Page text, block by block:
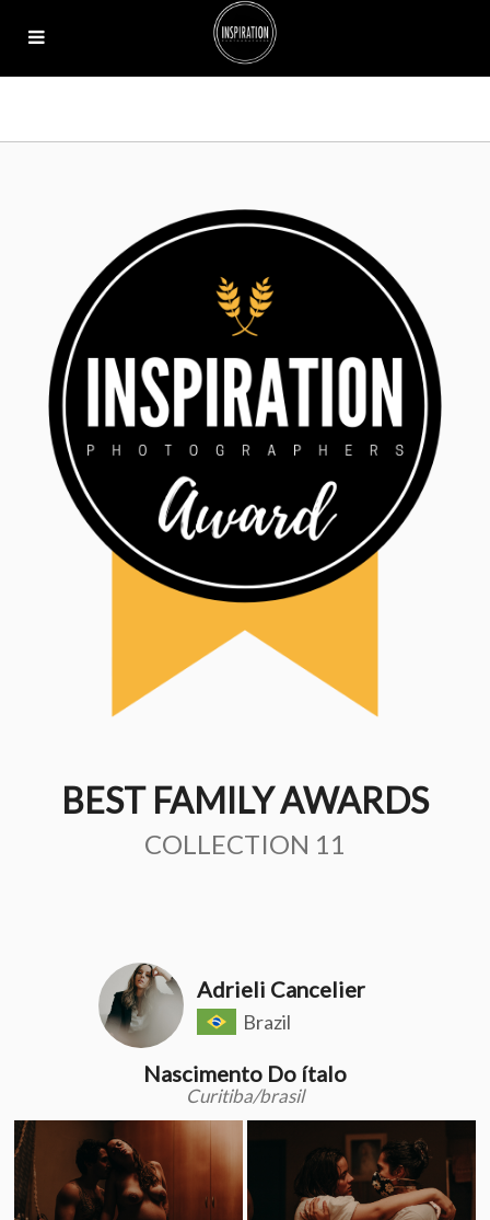
BEST FAMILY AWARDS
COLLECTION 11
Adrieli Cancelier
Brazil
Nascimento Do ítalo
Curitiba/brasil